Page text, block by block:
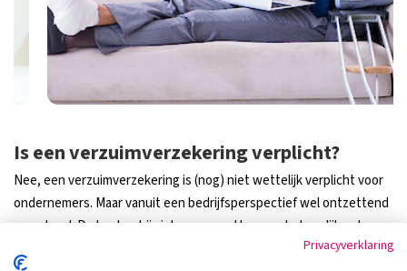
Is een verzuimverzekering verplicht?
Nee, een verzuimverzekering is (nog) niet wettelijk verplicht voor
ondernemers. Maar vanuit een bedrijfsperspectief wel ontzettend
waardevol. De kosten bij ziek personeel kunnen behoorlijk oplopen,
nog ver boven het verzekerd jaarloon. Denk hierbij aan kosten voor
Privacyverklaring